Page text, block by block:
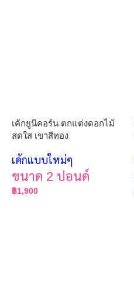
เค้กยูนิคอร์น ตกแต่งดอกไม้
สดใส เขาสีทอง
เค้กแบบใหม่ๆ
ขนาด 2 ปอนด์
฿1,900